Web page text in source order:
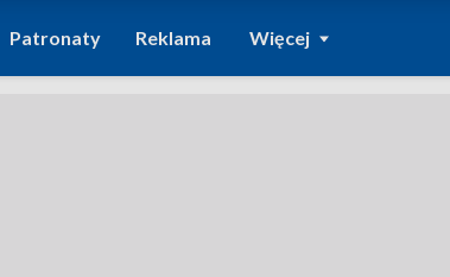
Patronaty Reklama Więcej